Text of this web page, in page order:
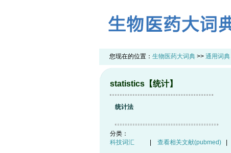
您现在的位置： 生物医药大词典 >> 通用词典
statistics【统计】
统计法
分类：
科技词汇
查看相关文献(pubmed)